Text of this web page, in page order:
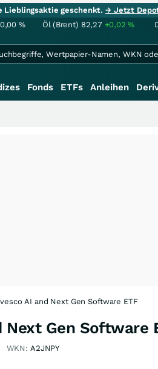
Lieblingsaktie geschenkt.→ Jetzt
0,00 % Öl (Brent) 82,27 +0,02%
Fonds ETFs Anleihen
AI and Next Gen Software ETF
Next Gen Software
WKN: A2JNPY